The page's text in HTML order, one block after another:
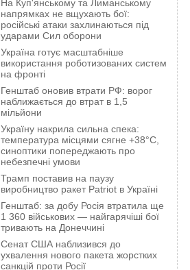
На Куп'янському та Лиманському
напрямках не вщухають бої:
російські атаки захлинаються під
ударами Сил оборони
Україна готує масштабніше
використання роботизованих систем
на фронті
Генштаб оновив втрати РФ: ворог
наближається до втрат в 1,5
мільйони
Україну накрила сильна спека:
температура місцями сягне +38°C,
синоптики попереджають про
небезпечні умови
Трамп поставив на паузу
виробництво ракет Patriot в Україні
Генштаб: за добу Росія втратила ще
1 360 військових — найгарячіші бої
тривають на Донеччині
Сенат США наблизився до
ухвалення нового пакета жорстких
санкцій проти Росії